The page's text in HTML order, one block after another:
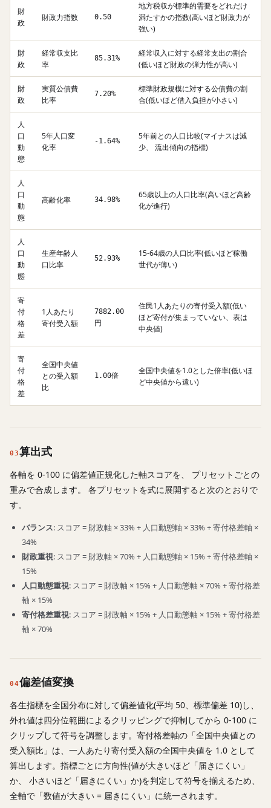
財
政
財政力指数 0.50
地方税収が標準的需要をどれだけ
満たすかの指数(高いほど財政力が
強い)
財
政
経常収支比
率
85.31%
経常収入に対する経常支出の割合
(低いほど財政の弾力性が高い)
財
政
実質公債費
比率
7.20%
標準財政規模に対する公債費の割
合(低いほど借入負担が小さい)
人
口
動
態
5年人口変
化率
-1.64%
5年前との人口比較(マイナスは減
少、 流出傾向の指標)
人
口
動
態
高齢化率 34.98%
65歳以上の人口比率(高いほど高齢
化が進行)
人
口
動
態
生産年齢人
口比率
52.93%
15-64歳の人口比率(低いほど稼働
世代が薄い)
寄
付
格
差
1人あたり
寄付受入額
7882.00
円
住民1人あたりの寄付受入額(低い
ほど寄付が集まっていない、表は
中央値)
寄
付
格
差
全国中央値
との受入額
比
1.00倍
全国中央値を1.0とした倍率(低いほ
ど中央値から遠い)
03算出式
各軸を 0-100 に偏差値正規化した軸スコアを、 プリセットごとの
重みで合成します。 各プリセットを式に展開すると次のとおりで
す。
バランス: スコア = 財政軸 × 33% + 人口動態軸 × 33% + 寄付格差軸 ×
34%
財政重視: スコア = 財政軸 × 70% + 人口動態軸 × 15% + 寄付格差軸 ×
15%
人口動態重視: スコア = 財政軸 × 15% + 人口動態軸 × 70% + 寄付格差
軸 × 15%
寄付格差重視: スコア = 財政軸 × 15% + 人口動態軸 × 15% + 寄付格差
軸 × 70%
04偏差値変換
各生指標を全国分布に対して偏差値化(平均 50、標準偏差 10)し、
外れ値は四分位範囲によるクリッピングで抑制してから 0-100 に
クリップして符号を調整します。寄付格差軸の「全国中央値との
受入額比」は、一人あたり寄付受入額の全国中央値を 1.0 として
算出します。指標ごとに方向性(値が大きいほど「届きにくい」
か、 小さいほど「届きにくい」か)を判定して符号を揃えるため、
全軸で「数値が大きい = 届きにくい」に統一されます。